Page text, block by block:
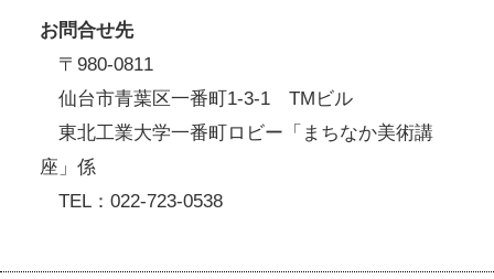
お問合せ先
〒980-0811
仙台市青葉区一番町1-3-1 TMビル
東北工業大学一番町ロビー「まちなか美術講
座」係
TEL：022-723-0538